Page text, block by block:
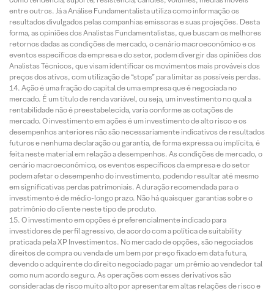
entre outros. Já a Análise Fundamentalista utiliza como informação os
resultados divulgados pelas companhias emissoras e suas projeções. Desta
forma, as opiniões dos Analistas Fundamentalistas, que buscam os melhores
retornos dadas as condições de mercado, o cenário macroeconômico e os
eventos específicos da empresa e do setor, podem divergir das opiniões dos
Analistas Técnicos, que visam identificar os movimentos mais prováveis dos
preços dos ativos, com utilização de “stops” para limitar as possíveis perdas.
Ação é uma fração do capital de uma empresa que é negociada no
mercado. É um título de renda variável, ou seja, um investimento no qual a
rentabilidade não é preestabelecida, varia conforme as cotações de
mercado. O investimento em ações é um investimento de alto risco e os
desempenhos anteriores não são necessariamente indicativos de resultados
futuros e nenhuma declaração ou garantia, de forma expressa ou implícita, é
feita neste material em relação a desempenhos. As condições de mercado, o
cenário macroeconômico, os eventos específicos da empresa e do setor
podem afetar o desempenho do investimento, podendo resultar até mesmo
em significativas perdas patrimoniais. A duração recomendada para o
investimento é de médio-longo prazo. Não há quaisquer garantias sobre o
patrimônio do cliente neste tipo de produto.
O investimento em opções é preferencialmente indicado para
investidores de perfil agressivo, de acordo com a política de suitability
praticada pela XP Investimentos. No mercado de opções, são negociados
direitos de compra ou venda de um bem por preço fixado em data futura,
devendo o adquirente do direito negociado pagar um prêmio ao vendedor tal
como num acordo seguro. As operações com esses derivativos são
consideradas de risco muito alto por apresentarem altas relações de risco e